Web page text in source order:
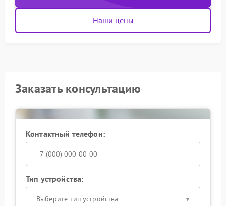
Наши цены
Заказать консультацию
Контактный телефон:
Тип устройства:
Выберите тип устройства